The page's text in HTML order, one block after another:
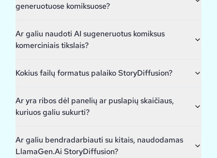
generuotuose komiksuose?
Ar galiu naudoti AI sugeneruotus komiksus
komerciniais tikslais?
Kokius failų formatus palaiko StoryDiffusion?
Ar yra ribos dėl panelių ar puslapių skaičiaus,
kuriuos galiu sukurti?
Ar galiu bendradarbiauti su kitais, naudodamas
LlamaGen.Ai StoryDiffusion?